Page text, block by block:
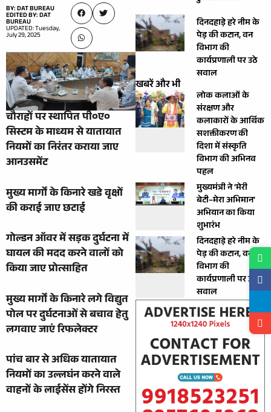
BY: DAT BUREAU
EDITED BY: DAT
BUREAU
UPDATED: Tuesday,
July 29, 2025
चौराहों पर स्थापित पी०ए०
सिस्टम के माध्यम से यातायात
नियमों का निरंतर कराया जाए
आनउसमेंट
मुख्य मार्गों के किनारे खडे वृक्षों
की कराई जाए छटाई
गोल्डन ऑवर में सड़क दुर्घटना में
घायल की मदद करने वालों को
किया जाए प्रोत्साहित
मुख्य मार्गों के किनारे लगे विद्युत
पोल पर दुर्घटनाओं से बचाव हेतु
लगवाए जाएं रिफलेक्टर
पांच बार से अधिक यातायात
नियमों का उल्लघंन करने वाले
वाहनों के लाईसेंस होंगे निरस्त
दिनदहाड़े हरे नीम के
पेड़ की कटान, वन
विभाग की
कार्यप्रणाली पर उठे
सवाल
खबरें और भी
लोक कलाओं के
संरक्षण और
कलाकारों के आर्थिक
सशक्तीकरण की
दिशा में संस्कृति
विभाग की अभिनव
पहल
मुख्यमंत्री ने ‘मेरी
बेटी–मेरा अभिमान’
अभियान का किया
शुभारंभ
दिनदहाड़े हरे नीम के
पेड़ की कटान, वन
विभाग की
कार्यप्रणाली पर उठे
सवाल